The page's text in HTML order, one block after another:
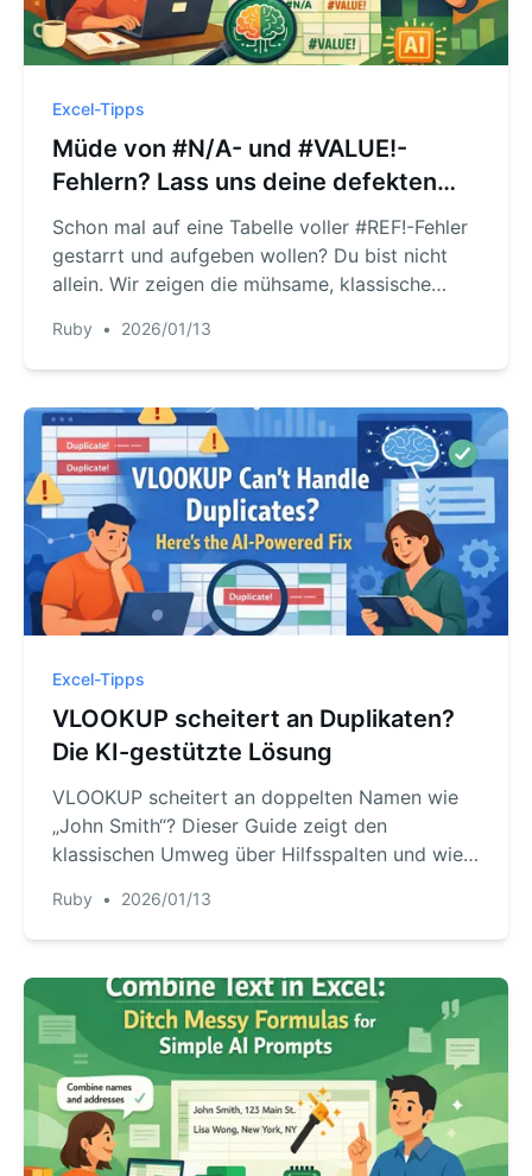
Excel-Tipps
Müde von #N/A- und #VALUE!-
Fehlern? Lass uns deine defekten
Excel-Formeln mit KI reparieren
Schon mal auf eine Tabelle voller #REF!-Fehler
gestarrt und aufgeben wollen? Du bist nicht
allein. Wir zeigen die mühsame, klassische
einen revolutionären neuen Ansatz mit Excel AI,
der sie in Sekunden mithilfe einfacher Sprache
Ruby • 2026/01/13
Excel-Tipps
VLOOKUP scheitert an Duplikaten?
Die KI-gestützte Lösung
VLOOKUP scheitert an doppelten Namen wie
„John Smith“? Dieser Guide zeigt den
klassischen Umweg über Hilfsspalten und wie
sekundenschnell per Texteingabe löst – ganz
ohne komplexe Formeln.
Ruby • 2026/01/13